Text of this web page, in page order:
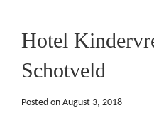
Hotel
Schotveld
Posted on August 3, 2018